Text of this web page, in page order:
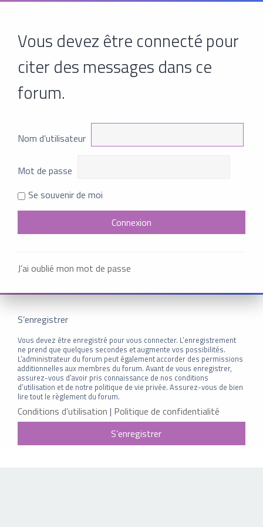
Vous devez être connecté pour
citer des messages dans ce
forum.
Nom d’utilisateur
Mot de passe
Se souvenir de moi
J’ai oublié mon mot de passe
S’enregistrer
Vous devez être enregistré pour vous connecter. L’enregistrement
ne prend que quelques secondes et augmente vos possibilités.
L’administrateur du forum peut également accorder des permissions
additionnelles aux membres du forum. Avant de vous enregistrer,
assurez-vous d’avoir pris connaissance de nos conditions
d’utilisation et de notre politique de vie privée. Assurez-vous de bien
lire tout le règlement du forum.
Conditions d’utilisation | Politique de confidentialité
S’enregistrer